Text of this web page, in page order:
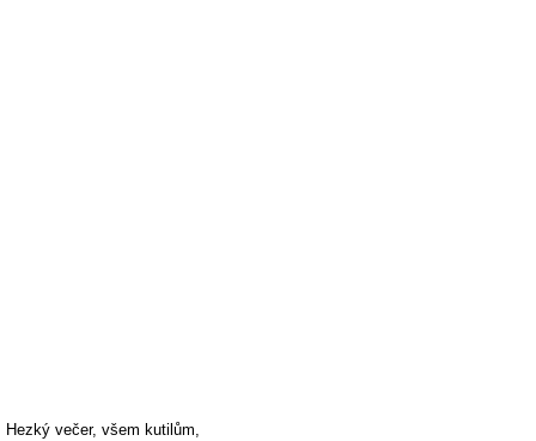
Hezký večer, všem kutilům,